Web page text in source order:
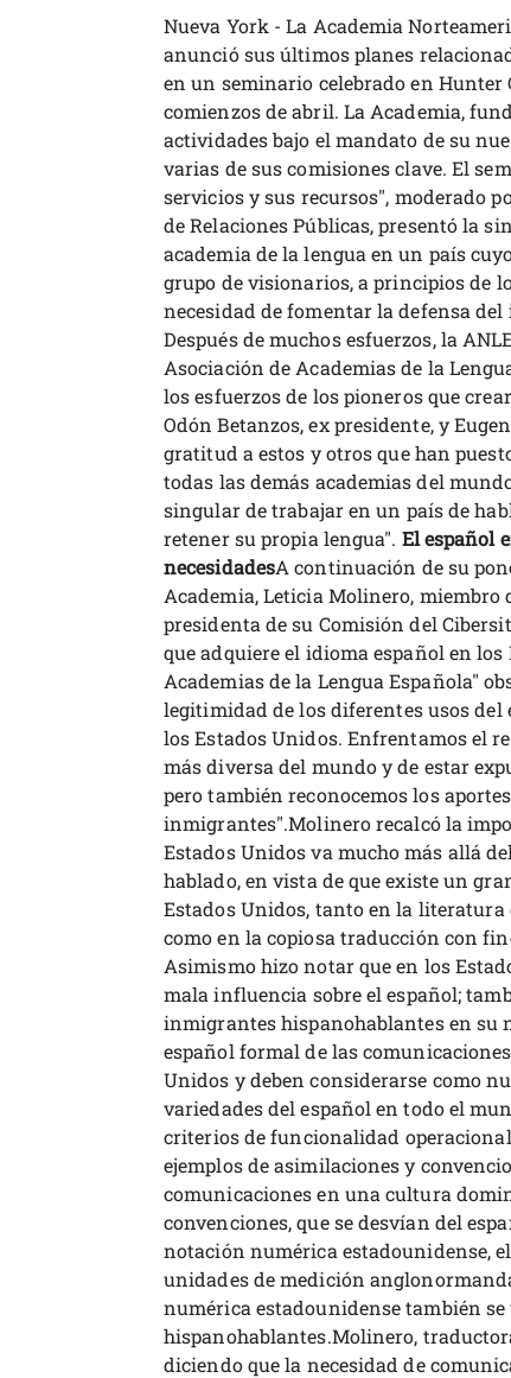
Nueva York - La Academia
anunció sus últimos planes
en un seminario celebrado en Hunter
comienzos de abril. La Academia,
actividades bajo el mandato de su
varias de sus comisiones clave. El
servicios y sus recursos", moderado
de Relaciones Públicas, presentó la
academia de la lengua en un país
grupo de visionarios, a principios de
necesidad de fomentar la defensa
Después de muchos esfuerzos, la
Asociación de Academias de la
los esfuerzos de los pioneros que
Odón Betanzos, ex presidente, y
gratitud a estos y otros que han
todas las demás academias del
singular de trabajar en un país de
retener su propia lengua". El español
necesidadesA continuación de su
Academia, Leticia Molinero, miembro
presidenta de su Comisión del
que adquiere el idioma español en
Academias de la Lengua Española"
legitimidad de los diferentes usos
los Estados Unidos. Enfrentamos el
más diversa del mundo y de estar
pero también reconocemos los
inmigrantes".Molinero recalcó la
Estados Unidos va mucho más allá
hablado, en vista de que existe un
Estados Unidos, tanto en la
como en la copiosa traducción con
Asimismo hizo notar que en los
mala influencia sobre el español;
inmigrantes hispanohablantes en su
español formal de las
Unidos y deben considerarse como
variedades del español en todo el
criterios de funcionalidad
ejemplos de asimilaciones y
comunicaciones en una cultura
convenciones, que se desvían del
notación numérica estadounidense,
unidades de medición
numérica estadounidense también
hispanohablantes.Molinero,
diciendo que la necesidad de